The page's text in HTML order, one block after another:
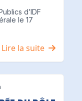
d’IDF
le 17
Lire la suite